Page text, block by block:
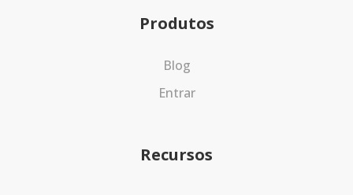
Produtos
Blog
Entrar
Recursos